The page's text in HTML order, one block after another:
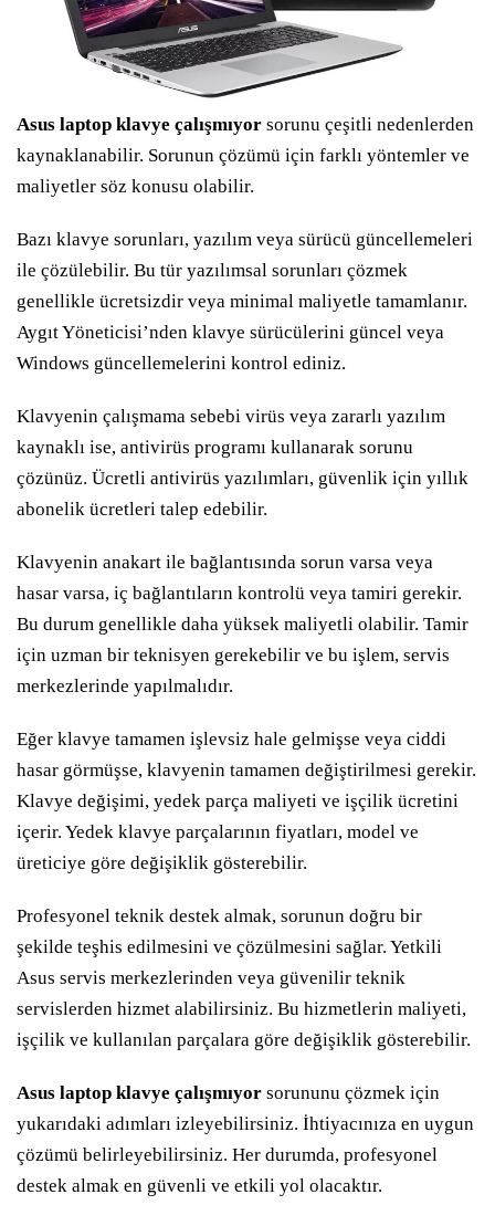
Asus laptop klavye çalışmıyor sorunu çeşitli nedenlerden
kaynaklanabilir. Sorunun çözümü için farklı yöntemler ve
maliyetler söz konusu olabilir.
Bazı klavye sorunları, yazılım veya sürücü güncellemeleri
ile çözülebilir. Bu tür yazılımsal sorunları çözmek
genellikle ücretsizdir veya minimal maliyetle tamamlanır.
Aygıt Yöneticisi’nden klavye sürücülerini güncel veya
Windows güncellemelerini kontrol ediniz.
Klavyenin çalışmama sebebi virüs veya zararlı yazılım
kaynaklı ise, antivirüs programı kullanarak sorunu
çözünüz. Ücretli antivirüs yazılımları, güvenlik için yıllık
abonelik ücretleri talep edebilir.
Klavyenin anakart ile bağlantısında sorun varsa veya
hasar varsa, iç bağlantıların kontrolü veya tamiri gerekir.
Bu durum genellikle daha yüksek maliyetli olabilir. Tamir
için uzman bir teknisyen gerekebilir ve bu işlem, servis
merkezlerinde yapılmalıdır.
Eğer klavye tamamen işlevsiz hale gelmişse veya ciddi
hasar görmüşse, klavyenin tamamen değiştirilmesi gerekir.
Klavye değişimi, yedek parça maliyeti ve işçilik ücretini
içerir. Yedek klavye parçalarının fiyatları, model ve
üreticiye göre değişiklik gösterebilir.
Profesyonel teknik destek almak, sorunun doğru bir
şekilde teşhis edilmesini ve çözülmesini sağlar. Yetkili
Asus servis merkezlerinden veya güvenilir teknik
servislerden hizmet alabilirsiniz. Bu hizmetlerin maliyeti,
işçilik ve kullanılan parçalara göre değişiklik gösterebilir.
Asus laptop klavye çalışmıyor sorununu çözmek için
yukarıdaki adımları izleyebilirsiniz. İhtiyacınıza en uygun
çözümü belirleyebilirsiniz. Her durumda, profesyonel
destek almak en güvenli ve etkili yol olacaktır.